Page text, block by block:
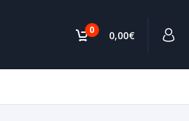
0 0,00€